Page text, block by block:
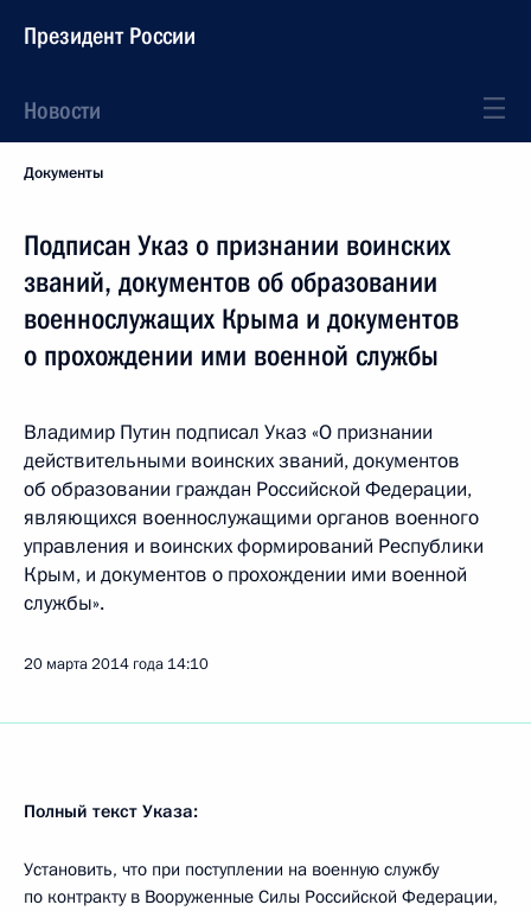
Президент России
Новости
Документы
Подписан Указ о признании воинских
званий, документов об образовании
военнослужащих Крыма и документов
о прохождении ими военной службы
Владимир Путин подписал Указ «О признании
действительными воинских званий, документов
об образовании граждан Российской Федерации,
являющихся военнослужащими органов военного
управления и воинских формирований Республики
Крым, и документов о прохождении ими военной
службы».
20 марта 2014 года 14:10
Полный текст Указа:
Установить, что при поступлении на военную службу
по контракту в Вооруженные Силы Российской Федерации,